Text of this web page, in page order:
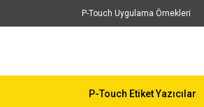
P-Touch Uygulama Örnekleri
P-Touch Etiket Yazıcılar